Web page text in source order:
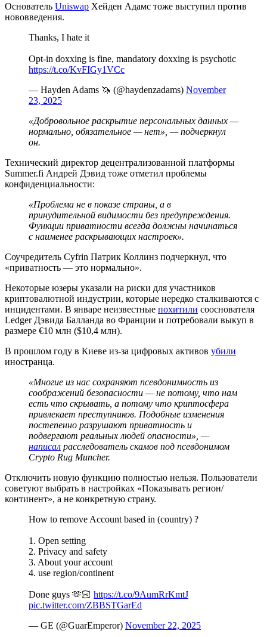
Основатель Uniswap Хейден Адамс тоже выступил против
нововведения.
Thanks, I hate it
Opt-in doxxing is fine, mandatory doxxing is psychotic
https://t.co/KvFIGy1VCc
— Hayden Adams 🦄 (@haydenzadams) November
23, 2025
«Добровольное раскрытие персональных данных —
нормально, обязательное — нет», — подчеркнул
он.
Технический директор децентрализованной платформы
Summer.fi Андрей Дэвид тоже отметил проблемы
конфиденциальности:
«Проблема не в показе страны, а в
принудительной видимости без предупреждения.
Функции приватности всегда должны начинаться
с наименее раскрывающих настроек».
Соучредитель Cyfrin Патрик Коллинз подчеркнул, что
«приватность — это нормально».
Некоторые юзеры указали на риски для участников
криптовалютной индустрии, которые нередко сталкиваются с
инцидентами. В январе неизвестные похитили сооснователя
Ledger Дэвида Балланда во Франции и потребовали выкуп в
размере €10 млн ($10,4 млн).
В прошлом году в Киеве из-за цифровых активов убили
иностранца.
«Многие из нас сохраняют псевдонимность из
соображений безопасности — не потому, что нам
есть что скрывать, а потому что криптосфера
привлекает преступников. Подобные изменения
постепенно разрушают приватность и
подвергают реальных людей опасности», —
написал расследователь скамов под псевдонимом
Crypto Rug Muncher.
Отключить новую функцию полностью нельзя. Пользователи
советуют выбрать в настройках «Показывать регион/
континент», а не конкретную страну.
How to remove Account based in (country) ?
1. Open setting
2. Privacy and safety
3. About your account
4. use region/continent
Done guys 🫶🏻 https://t.co/9AumRrKmtJ
pic.twitter.com/ZBBSTGarEd
— GE (@GuarEmperor) November 22, 2025